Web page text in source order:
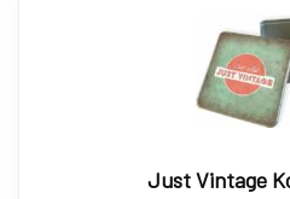
Just Vintage